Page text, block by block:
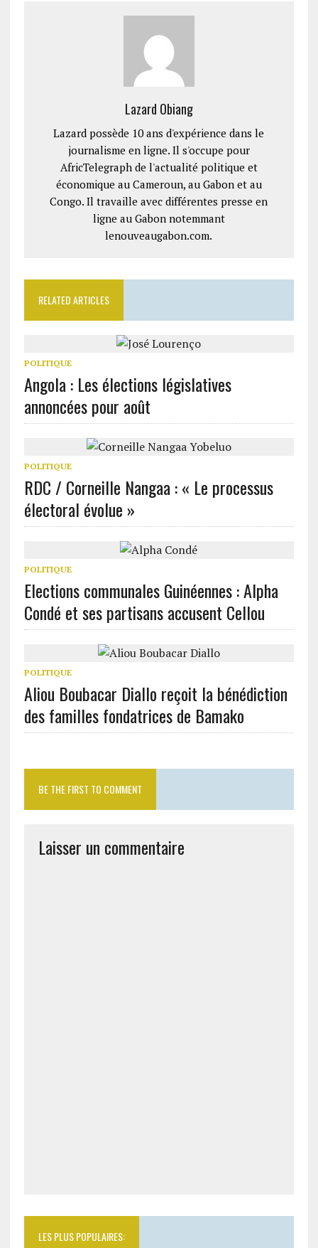
Lazard Obiang
Lazard possède 10 ans d'expérience dans le
journalisme en ligne. Il s'occupe pour
AfricTelegraph de l'actualité politique et
économique au Cameroun, au Gabon et au
Congo. Il travaille avec différentes presse en
ligne au Gabon notemmant
lenouveaugabon.com.
RELATED ARTICLES
POLITIQUE
Angola : Les élections législatives
annoncées pour août
POLITIQUE
RDC / Corneille Nangaa : « Le processus
électoral évolue »
POLITIQUE
Elections communales Guinéennes : Alpha
Condé et ses partisans accusent Cellou
POLITIQUE
Aliou Boubacar Diallo reçoit la bénédiction
des familles fondatrices de Bamako
BE THE FIRST TO COMMENT
Laisser un commentaire
LES PLUS POPULAIRES: